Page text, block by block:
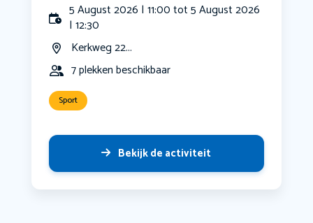
5 August 2026 | 11:00 tot 5 August 2026
| 12:30
Kerkweg 22...
7 plekken beschikbaar
Sport
Bekijk de activiteit